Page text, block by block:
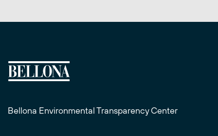
Bellona Environmental Transparency Center